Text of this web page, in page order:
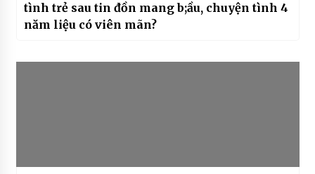
tình trẻ sau tin đồn mang b;ầu, chuyện tình 4
năm liệu có viên mãn?